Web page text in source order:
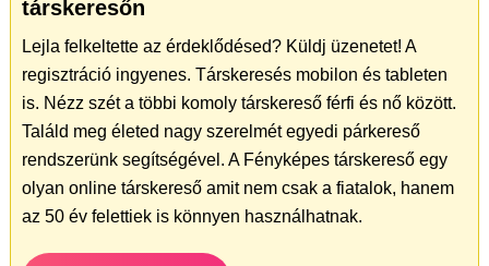
társkeresőn
Lejla felkeltette az érdeklődésed? Küldj üzenetet! A
regisztráció ingyenes. Társkeresés mobilon és tableten
is. Nézz szét a többi komoly társkereső férfi és nő között.
Találd meg életed nagy szerelmét egyedi párkereső
rendszerünk segítségével. A Fényképes társkereső egy
olyan online társkereső amit nem csak a fiatalok, hanem
az 50 év felettiek is könnyen használhatnak.